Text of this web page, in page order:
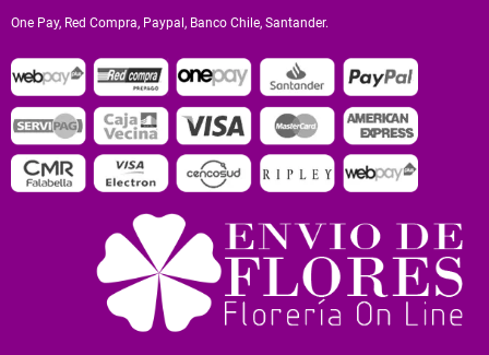
One Pay, Red Compra, Paypal, Banco Chile, Santander.